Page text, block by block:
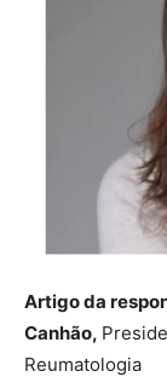
Artigo da
Canhão,
Reumatologia